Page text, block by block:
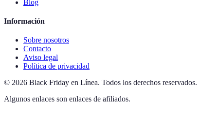
Blog
Información
Sobre nosotros
Contacto
Aviso legal
Política de privacidad
© 2026 Black Friday en Línea. Todos los derechos reservados.
Algunos enlaces son enlaces de afiliados.